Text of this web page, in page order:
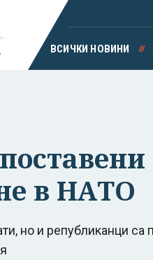
ВСИЧКИ НОВИНИ
в НАТО
но и републиканци са